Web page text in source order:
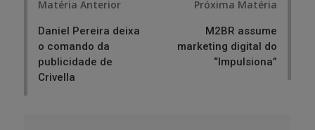
Matéria Anterior
Daniel Pereira deixa
o comando da
publicidade de
Crivella
Próxima Matéria
M2BR assume
marketing digital do
“Impulsiona”